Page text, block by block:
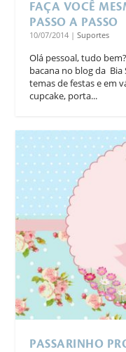
FAÇA VOCÊ
PASSO A PASSO
10/07/2014 |Suportes
Olá pessoal, tudo
bacana no blog da Bia
temas de festas e em
cupcake, porta...
PASSARINHO